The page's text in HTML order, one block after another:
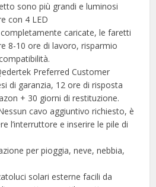
sono più grandi e luminosi
con 4 LED
caricate, le faretti
8-10 ore di lavoro, risparmio
Preferred Customer
di garanzia, 12 ore di risposta
+ 30 giorni di restituzione.
cavo aggiuntivo richiesto, è
l’interruttore e inserire le pile di
per pioggia, neve, nebbia,
solari esterne facili da